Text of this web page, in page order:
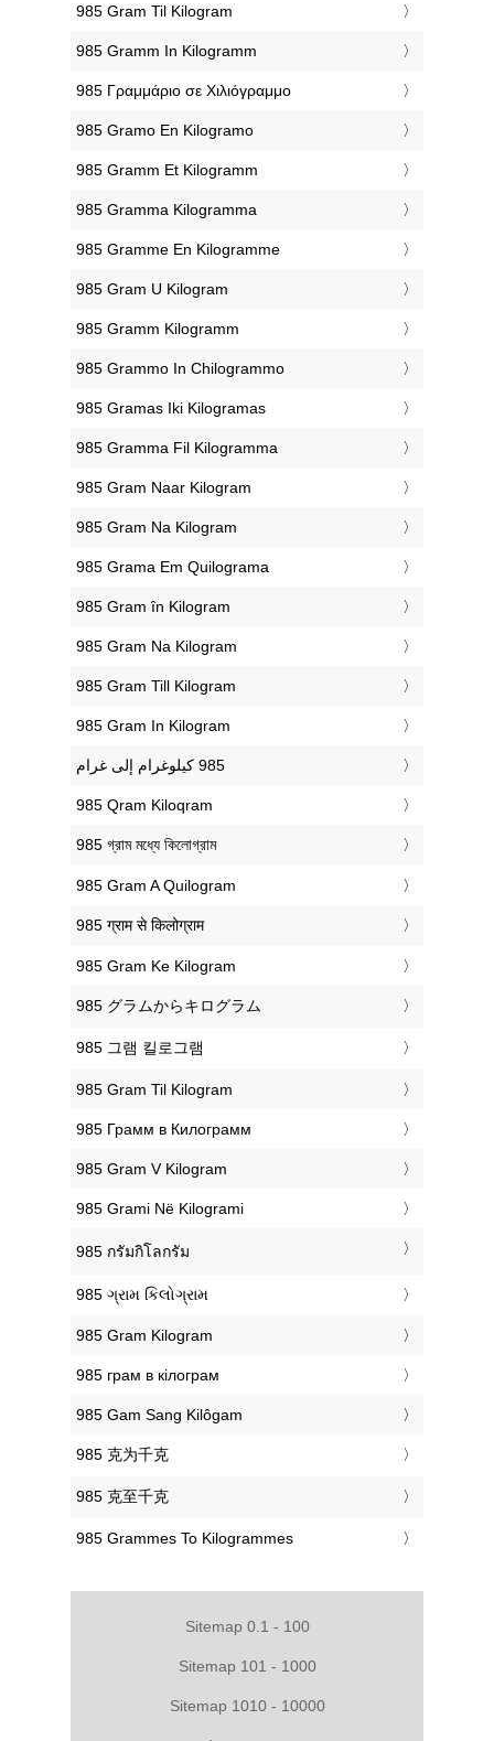
‎985 Gram Til Kilogram
‎985 Gramm In Kilogramm
‎985 Γραμμάριο σε Χιλιόγραμμο
‎985 Gramo En Kilogramo
‎985 Gramm Et Kilogramm
‎985 Gramma Kilogramma
‎985 Gramme En Kilogramme
‎985 Gram U Kilogram
‎985 Gramm Kilogramm
‎985 Grammo In Chilogrammo
‎985 Gramas Iki Kilogramas
‎985 Gramma Fil Kilogramma
‎985 Gram Naar Kilogram
‎985 Gram Na Kilogram
‎985 Grama Em Quilograma
‎985 Gram în Kilogram
‎985 Gram Na Kilogram
‎985 Gram Till Kilogram
‎985 Gram In Kilogram
‎985 Qram Kiloqram
‎985 গ্রাম মধ্যে কিলোগ্রাম
‎985 Gram A Quilogram
‎985 ग्राम से किलोग्राम
‎985 Gram Ke Kilogram
‎985 グラムからキログラム
‎985 그램 킬로그램
‎985 Gram Til Kilogram
‎985 Грамм в Килограмм
‎985 Gram V Kilogram
‎985 Grami Në Kilogrami
‎985 กรัมกิโลกรัม
‎985 ગ્રામ કિલોગ્રામ
‎985 Gram Kilogram
‎985 грам в кілограм
‎985 Gam Sang Kilôgam
‎985 克为千克
‎985 克至千克
‎985 Grammes To Kilogrammes
Sitemap 0.1 - 100
Sitemap 101 - 1000
Sitemap 1010 - 10000